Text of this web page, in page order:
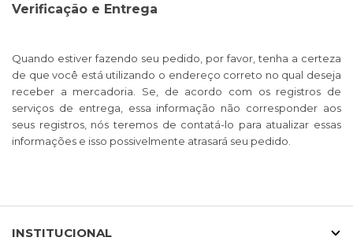
Verificação e Entrega
Quando estiver fazendo seu pedido, por favor, tenha a certeza
de que você está utilizando o endereço correto no qual deseja
receber a mercadoria. Se, de acordo com os registros de
serviços de entrega, essa informação não corresponder aos
seus registros, nós teremos de contatá-lo para atualizar essas
informações e isso possivelmente atrasará seu pedido.
INSTITUCIONAL